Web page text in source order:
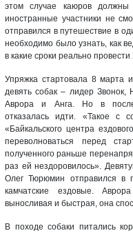
этом случае каюров должны
иностранные участники не
отправился в путешествие в
необходимо было узнать, как
в какие сроки реально
Упряжка стартовала 8 марта
девять собак – лидер
Аврора и Анга. Но в
отказалась идти. «Такое с
«Байкальского центра
переволноваться перед
полученного раньше
раз ей нездоровилось».
Олег Тюрюмин отправился в
камчатские ездовые.
выносливая и быстрая, она
В походе собаки питались